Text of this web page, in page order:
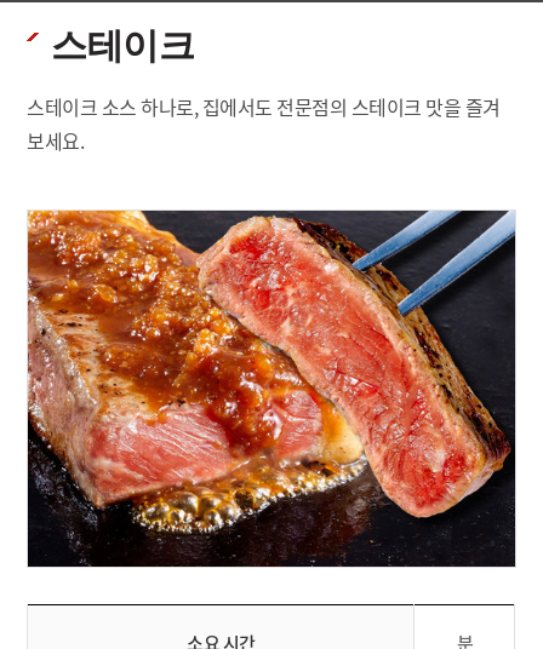
스테이크
스테이크 소스 하나로, 집에서도 전문점의 스테이크 맛을 즐겨
보세요.
소요 시간 분